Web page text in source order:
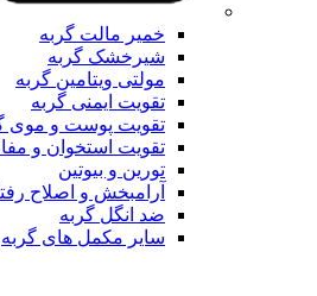
خمیر مالت گربه
شیرخشک گربه
مولتی ویتامین گربه
تقویت ایمنی گربه
تقویت پوست و موی
تقویت استخوان و
تورین و بیوتین
آرامبخش و اصلاح
ضد انگل گربه
سایر مکمل های گربه